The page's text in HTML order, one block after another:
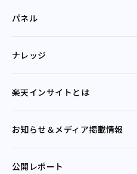
パネル
ナレッジ
楽天インサイトとは
お知らせ＆ メディア掲載情報
公開レポート